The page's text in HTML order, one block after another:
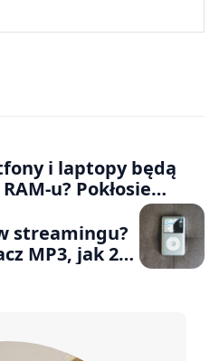
i laptopy będą
u? Pokłosie
na rynku
streamingu?
MP3, jak 20